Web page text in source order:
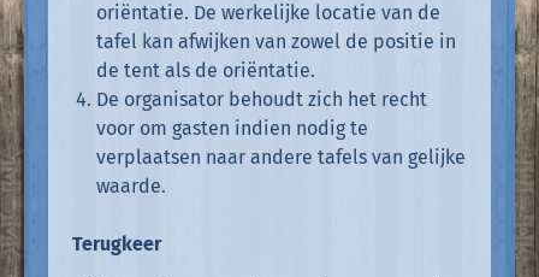
oriëntatie. De werkelijke locatie van de
tafel kan afwijken van zowel de positie in
de tent als de oriëntatie.
De organisator behoudt zich het recht
voor om gasten indien nodig te
verplaatsen naar andere tafels van gelijke
waarde.
Terugkeer